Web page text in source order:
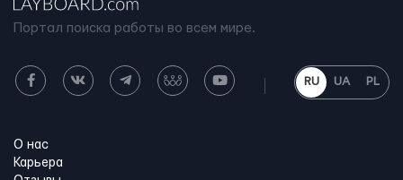
Портал поиска работы во всем мире.
RU UA PL
О нас
Карьера